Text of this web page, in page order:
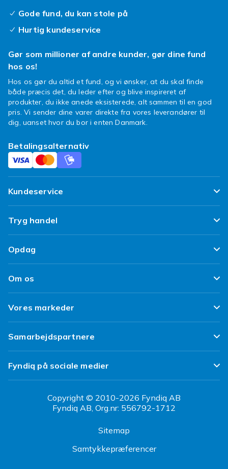
Gode fund, du kan stole på
Hurtig kundeservice
Gør som millioner af andre kunder, gør dine fund
hos os!
Hos os gør du altid et fund, og vi ønsker, at du skal finde
både præcis det, du leder efter og blive inspireret af
produkter, du ikke anede eksisterede, alt sammen til en god
pris. Vi sender dine varer direkte fra vores leverandører til
dig, uanset hvor du bor i enten Danmark.
Betalingsalternativ
Kundeservice
Ofte stillede spørgsmål
Spor min pakke
Levering
Fortryd & returner her
Tryg handel
Tilfredshedsgaranti
Kundeanmeldelser
Brukt/ Refurbished
Opdag
Top 100 fund
Design dit eget tøj
Om os
Klimaarbejde
Job hos Fyndiq
Tilgængelighed
Transparensrapport
Vores markeder
Fyndiq Sverige
Fyndiq Finland
Fyndiq Norge
CDON Danmark
CDON Sverige
Samarbejdspartnere
Partner Help Center
Regler og kvalitet
Fyndiq på sociale medier
Copyright © 2010-2026 Fyndiq AB
Fyndiq AB, Org.nr: 556792-1712
Sitemap
Samtykkepræferencer